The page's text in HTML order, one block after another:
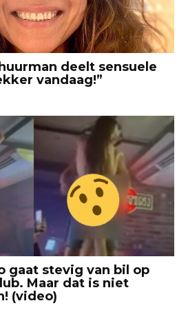
deelt sensuele
vandaag!”
gaat stevig van bil op
Maar dat is niet
(video)